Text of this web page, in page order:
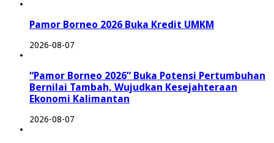
Pamor Borneo 2026 Buka Kredit UMKM
2026-08-07
“Pamor Borneo 2026” Buka Potensi Pertumbuhan
Bernilai Tambah, Wujudkan Kesejahteraan
Ekonomi Kalimantan
2026-08-07